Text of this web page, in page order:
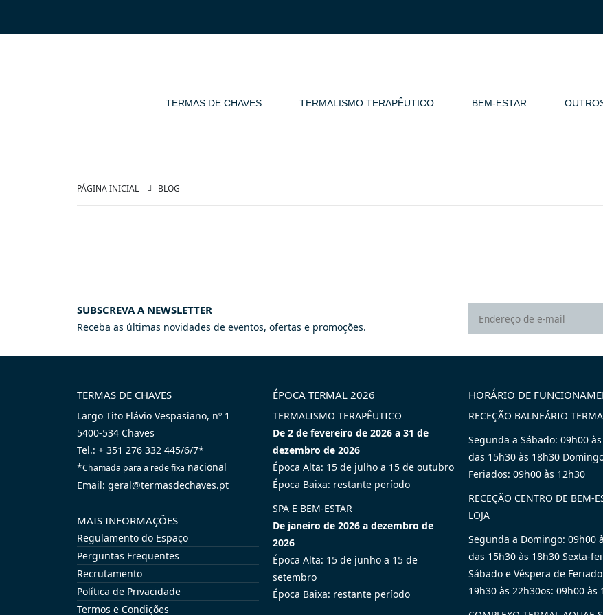
TERMAS DE CHAVES TERMALISMO TERAPÊUTICO BEM-ESTAR
PÁGINA INICIAL BLOG
SUBSCREVA A NEWSLETTER
Receba as últimas novidades de eventos, ofertas e promoções.
TERMAS DE CHAVES
Largo Tito Flávio Vespasiano, nº 1
5400-534 Chaves
Tel.: + 351 276 332 445/6/7*
*Chamada para a rede fixa nacional
Email: geral@termasdechaves.pt
MAIS INFORMAÇÕES
Regulamento do Espaço
Perguntas Frequentes
Recrutamento
Política de Privacidade
Termos e Condições
ÉPOCA TERMAL 2026
TERMALISMO TERAPÊUTICO
De 2 de fevereiro de 2026 a 31 de
dezembro de 2026
Época Alta: 15 de julho a 15 de outubro
Época Baixa: restante período
SPA E BEM-ESTAR
De janeiro de 2026 a dezembro de
2026
Época Alta: 15 de junho a 15 de
setembro
Época Baixa: restante período
HORÁRIO DE
RECEÇÃO BALNEÁRIO
Segunda a Sábado: 09h00
das 15h30 às 18h30
Feriados: 09h00 às 12h30
RECEÇÃO CENTRO DE BEM-
LOJA
Segunda a Domingo: 09h00
das 15h30 às 18h30 Sexta-
Sábado e Véspera de
19h30 às 22h30os: 09h00 às